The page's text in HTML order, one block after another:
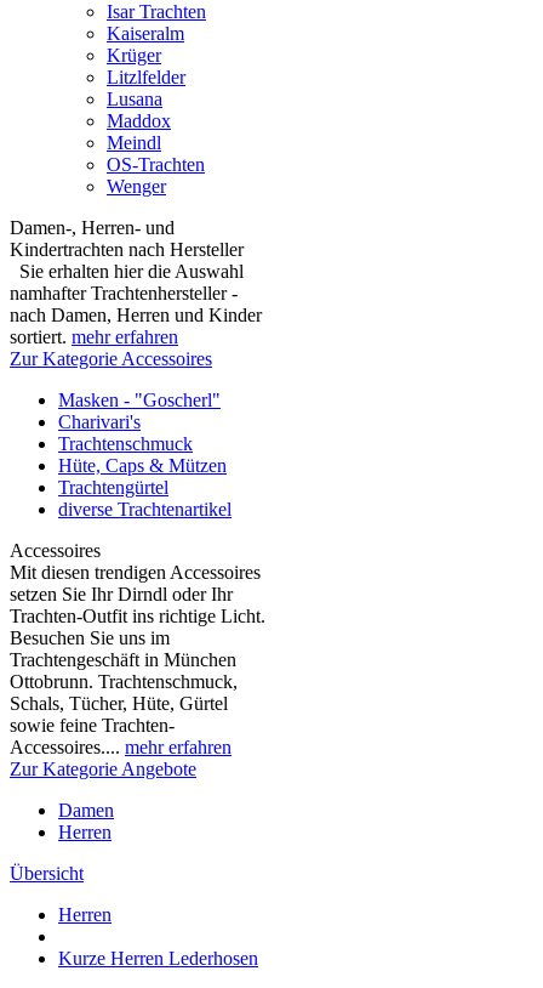
Isar Trachten
Kaiseralm
Krüger
Litzlfelder
Lusana
Maddox
Meindl
OS-Trachten
Wenger
Damen-, Herren- und
Kindertrachten nach Hersteller
Sie erhalten hier die Auswahl
namhafter Trachtenhersteller -
nach Damen, Herren und Kinder
sortiert. mehr erfahren
Zur Kategorie Accessoires
Masken - "Goscherl"
Charivari's
Trachtenschmuck
Hüte, Caps & Mützen
Trachtengürtel
diverse Trachtenartikel
Accessoires
Mit diesen trendigen Accessoires
setzen Sie Ihr Dirndl oder Ihr
Trachten-Outfit ins richtige Licht.
Besuchen Sie uns im
Trachtengeschäft in München
Ottobrunn. Trachtenschmuck,
Schals, Tücher, Hüte, Gürtel
sowie feine Trachten-
Accessoires.... mehr erfahren
Zur Kategorie Angebote
Damen
Herren
Übersicht
Herren
Kurze Herren Lederhosen